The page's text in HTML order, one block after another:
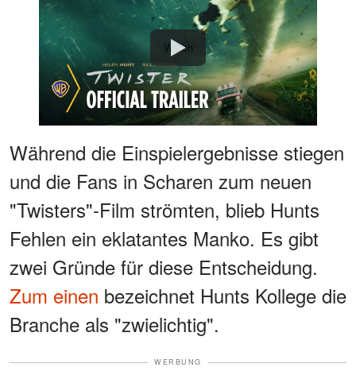
Watch
Während die Einspielergebnisse stiegen
und die Fans in Scharen zum neuen
"Twisters"-Film strömten, blieb Hunts
Fehlen ein eklatantes Manko. Es gibt
zwei Gründe für diese Entscheidung.
Zum einen bezeichnet Hunts Kollege die
Branche als "zwielichtig".
WERBUNG